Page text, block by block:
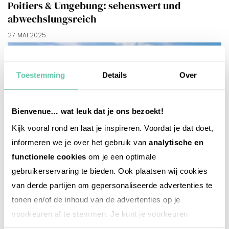
Toestemming Details Over
Bienvenue… wat leuk dat je ons bezoekt!
Kijk vooral rond en laat je inspireren. Voordat je dat doet,
informeren we je over het gebruik van analytische en
functionele cookies om je een optimale
gebruikerservaring te bieden. Ook plaatsen wij cookies
van derde partijen om gepersonaliseerde advertenties te
tonen en/of de inhoud van de advertenties op je
voorkeuren af te stemmen. Je kunt je voorkeuren
Poitiers & Umgebung: sehenswert und
abwechslungsreich
27. MAI 2025